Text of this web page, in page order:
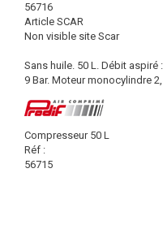
56716
Article SCAR
Non visible site Scar
Sans huile. 50 L. Débit
9 Bar. Moteur monocylindre
Compresseur 50 L
Réf :
56715